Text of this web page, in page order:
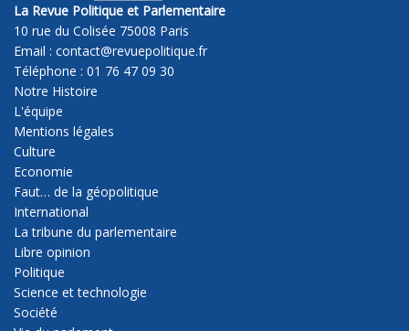
La Revue Politique et Parlementaire
10 rue du Colisée 75008 Paris
Email : contact@revuepolitique.fr
Téléphone : 01 76 47 09 30
Notre Histoire
L'équipe
Mentions légales
Culture
Economie
Faut… de la géopolitique
International
La tribune du parlementaire
Libre opinion
Politique
Science et technologie
Société